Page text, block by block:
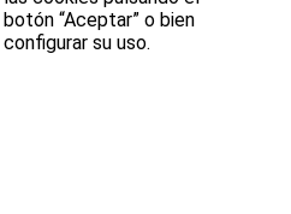
botón “Aceptar” o bien
configurar su uso.